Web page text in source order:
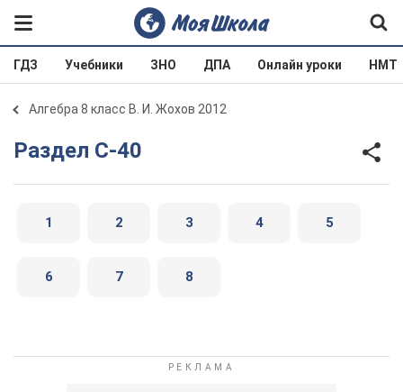
ГДЗ Учебники ЗНО ДПА Онлайн уроки НМТ
Алгебра 8 класс В. И. Жохов 2012
Раздел C-40
1 2 3 4 5
6 7 8